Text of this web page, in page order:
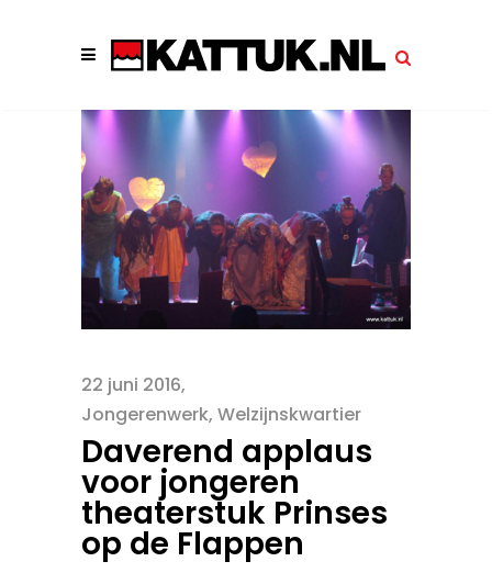
22 juni 2016
Jongerenwerk, Welzijnskwartier
Daverend applaus
voor jongeren
theaterstuk Prinses
op de Flappen